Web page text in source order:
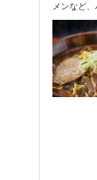
メンなど、